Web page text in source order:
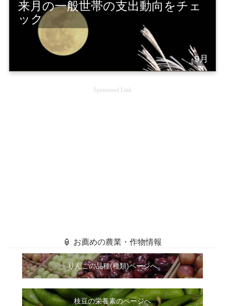
来月の一般世帯の支出動向をチェ
ック
9月
Sponsored Link
🏮 お薦めの農業・作物情報
りんごの品種(種類)ページへ
枝豆の栄養素のページへ